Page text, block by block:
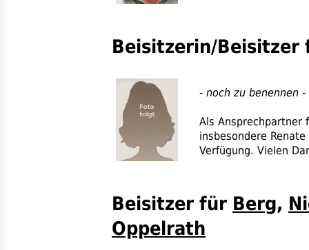
Beisitzerin/
- noch zu benennen -
Als Ansprechpartner
insbesondere
Verfügung. Vielen
Beisitzer für Berg,
Oppelrath